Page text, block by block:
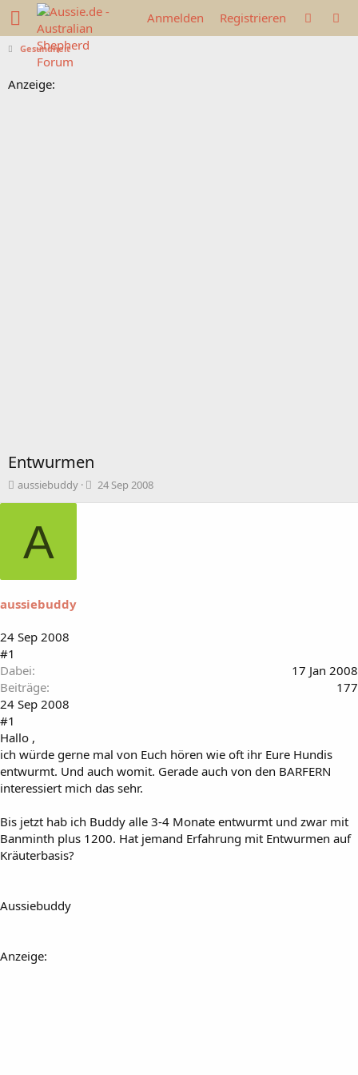
Anmelden Registrieren
Gesundheit
Anzeige:
Entwurmen
T
n
t
r
e
aussiebuddy
B
24 Sep 2008
A
aussiebuddy
24 Sep 2008
#1
Dabei
17 Jan 2008
Beiträge
177
24 Sep 2008
#1
Hallo ,
ich würde gerne mal von Euch hören wie oft ihr Eure Hundis
entwurmt. Und auch womit. Gerade auch von den BARFERN
interessiert mich das sehr.
Bis jetzt hab ich Buddy alle 3-4 Monate entwurmt und zwar mit
Banminth plus 1200. Hat jemand Erfahrung mit Entwurmen auf
Kräuterbasis?
Aussiebuddy
Anzeige: